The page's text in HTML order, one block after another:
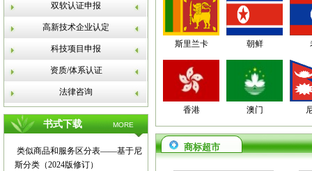
双软认证申报
高新技术企业认定
科技项目申报
资质/体系认证
法律咨询
书式下载 MORE
类似商品和服务区分表——基于尼
斯分类（2024版修订）
斯里兰卡 朝鲜
香港 澳门
商标超市